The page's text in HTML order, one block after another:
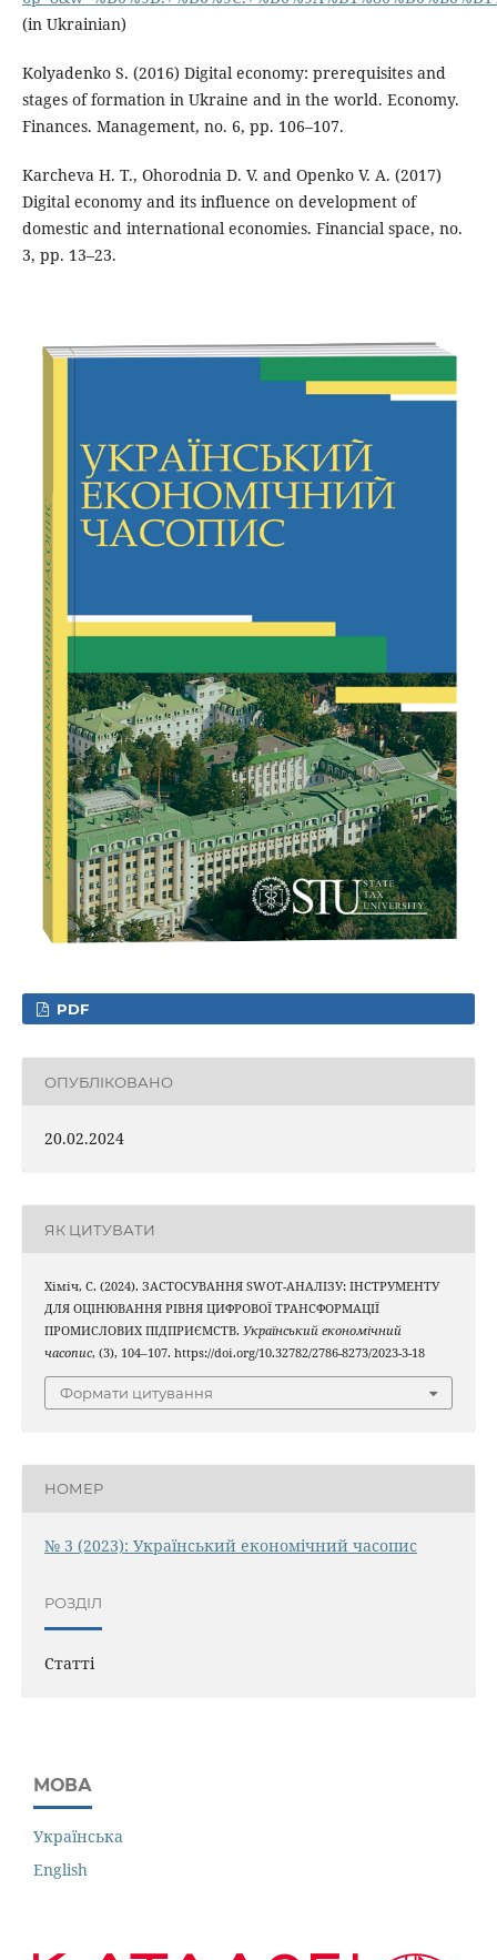
(in Ukrainian)
Kolyadenko S. (2016) Digital economy: prerequisites and
stages of formation in Ukraine and in the world. Economy.
Finances. Management, no. 6, pp. 106–107.
Karcheva H. T., Ohorodnia D. V. and Openko V. A. (2017)
Digital economy and its influence on development of
domestic and international economies. Financial space, no.
3, pp. 13–23.
PDF
ОПУБЛІКОВАНО
20.02.2024
ЯК ЦИТУВАТИ
Хіміч, С. (2024). ЗАСТОСУВАННЯ SWOT-АНАЛІЗУ: ІНСТРУМЕНТУ
ДЛЯ ОЦІНЮВАННЯ РІВНЯ ЦИФРОВОЇ ТРАНСФОРМАЦІЇ
ПРОМИСЛОВИХ ПІДПРИЄМСТВ. Український економічний
часопис, (3), 104–107. https://doi.org/10.32782/2786-8273/2023-3-18
Формати цитування
НОМЕР
№ 3 (2023): Український економічний часопис
РОЗДІЛ
Статті
МОВА
Українська
English